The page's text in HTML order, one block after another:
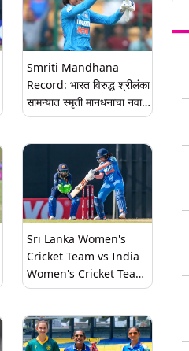
Smriti Mandhana
Record: भारत विरुद्ध श्रीलंका
सामन्यात स्मृती मानधनाचा नवा
विक्रम; सर्वाधिक सिक्सर हिट
Sri Lanka Women's
Cricket Team vs India
Women's Cricket Team
Head To Head Record
आणि श्रीलंका महिला संघातील
सामन्यात 'या' खेळाडूंवर असतील